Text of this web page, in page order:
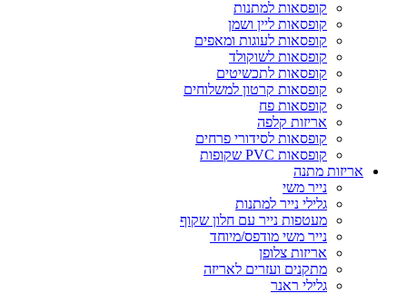
קופסאות למתנות
קופסאות ליין ושמן
קופסאות לעוגות ומאפים
קופסאות לשוקולד
קופסאות לתכשיטים
קופסאות קרטון למשלוחים
קופסאות פח
אריזות קלפה
קופסאות לסידורי פרחים
קופסאות PVC שקופות
אריזות מתנה
נייר משי
גלילי נייר למתנות
מעטפות נייר עם חלון שקוף
נייר משי מודפס/מיוחד
אריזות צלופן
מתקנים ועזרים לאריזה
גלילי ראנר